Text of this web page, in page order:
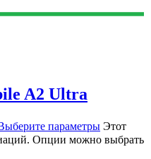
A2 Ultra
параметры Этот
Опции можно выбрать